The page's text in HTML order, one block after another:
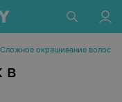
Сложное окрашивание волос
в